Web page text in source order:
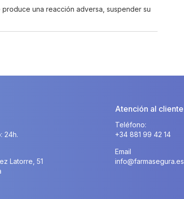
una reacción adversa, suspender su
24h.
Latorre, 51
Atención al cliente
Teléfono:
+34 881 99 42 14
Email
info@farmasegura.es